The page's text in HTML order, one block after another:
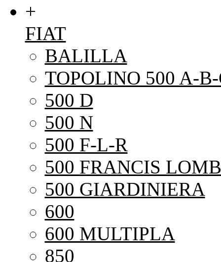
+
FIAT
BALILLA
TOPOLINO 500 A-
500 D
500 N
500 F-L-R
500 FRANCIS
500 GIARDINIERA
600
600 MULTIPLA
850